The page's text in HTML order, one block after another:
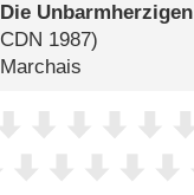
Die Unbarmherzigen
CDN 1987)
Marchais